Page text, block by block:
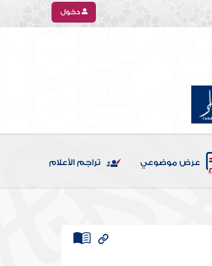
دخول
عرض موضوعي تراجم الأعلام